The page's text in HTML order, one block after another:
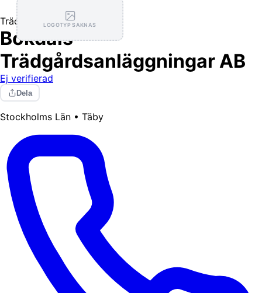
LOGOTYP SAKNAS
Trädgårdstjänster
Bokdals
Trädgårdsanläggningar AB
Ej verifierad
Dela
Stockholms Län • Täby